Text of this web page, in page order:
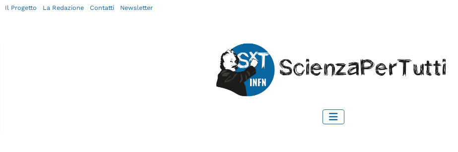
Il Progetto La Redazione Contatti Newsletter